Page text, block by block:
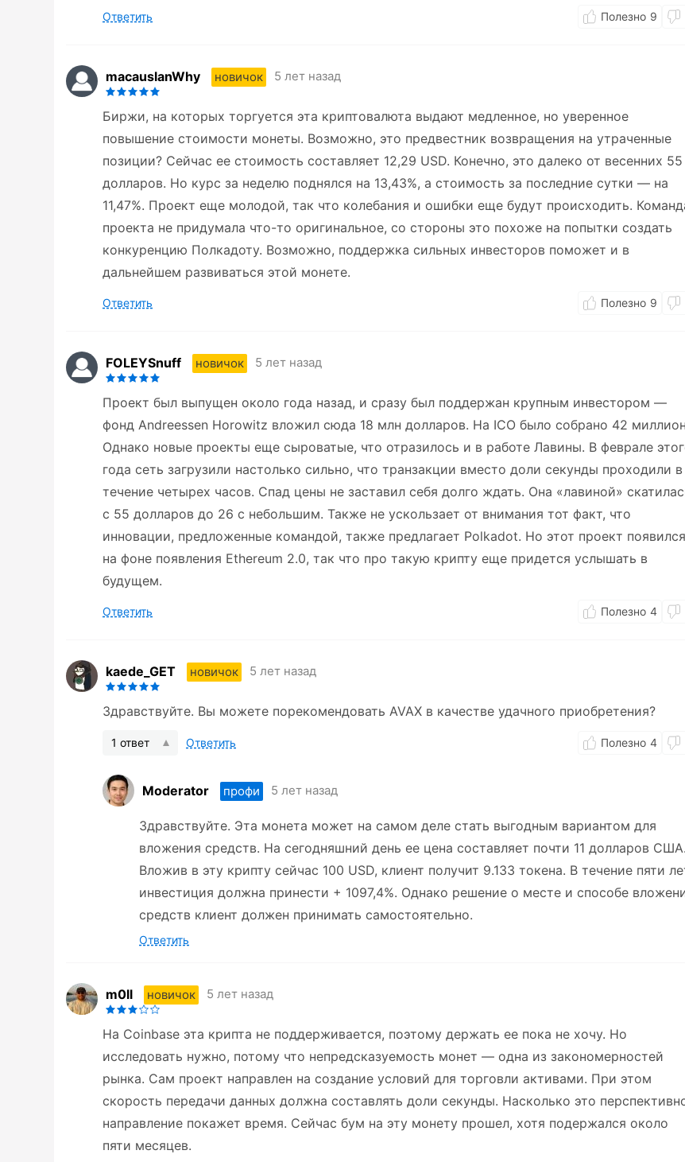
Ответить 9
macauslanWhy новичок 5 лет назад
Биржи, на которых торгуется эта криптовалюта выдают медленное, но уверенное
повышение стоимости монеты. Возможно, это предвестник возвращения на утраченные
позиции? Сейчас ее стоимость составляет 12,29 USD. Конечно, это далеко от весенних 55
долларов. Но курс за неделю поднялся на 13,43%, а стоимость за последние сутки — на
11,47%. Проект еще молодой, так что колебания и ошибки еще будут происходить.
проекта не придумала что-то оригинальное, со стороны это похоже на попытки создать
конкуренцию Полкадоту. Возможно, поддержка сильных инвесторов поможет и в
дальнейшем развиваться этой монете.
Ответить 9
FOLEYSnuff новичок 5 лет назад
Проект был выпущен около года назад, и сразу был поддержан крупным инвестором —
фонд Andreessen Horowitz вложил сюда 18 млн долларов. На ICO было собрано 42
Однако новые проекты еще сыроватые, что отразилось и в работе Лавины. В феврале
года сеть загрузили настолько сильно, что транзакции вместо доли секунды проходили в
течение четырех часов. Спад цены не заставил себя долго ждать. Она «лавиной»
с 55 долларов до 26 с небольшим. Также не ускользает от внимания тот факт, что
инновации, предложенные командой, также предлагает Polkadot. Но этот проект появился
на фоне появления Ethereum 2.0, так что про такую крипту еще придется услышать в
будущем.
Ответить 4
kaede_GET новичок 5 лет назад
Здравствуйте. Вы можете порекомендовать AVAX в качестве удачного приобретения?
1 ответ Ответить 4
Moderator профи 5 лет назад
Здравствуйте. Эта монета может на самом деле стать выгодным вариантом для
вложения средств. На сегодняшний день ее цена составляет почти 11 долларов США.
Вложив в эту крипту сейчас 100 USD, клиент получит 9.133 токена. В течение пяти
инвестиция должна принести + 1097,4%. Однако решение о месте и способе
средств клиент должен принимать самостоятельно.
Ответить
m0ll новичок 5 лет назад
На Coinbase эта крипта не поддерживается, поэтому держать ее пока не хочу. Но
исследовать нужно, потому что непредсказуемость монет — одна из закономерностей
рынка. Сам проект направлен на создание условий для торговли активами. При этом
скорость передачи данных должна составлять доли секунды. Насколько это
направление покажет время. Сейчас бум на эту монету прошел, хотя подержался около
пяти месяцев.